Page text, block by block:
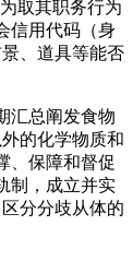
取其职务行为
信用代码（身
、道具等能否
汇总阐发食物
的化学物质和
、保障和督促
制，成立并实
分分歧从体的